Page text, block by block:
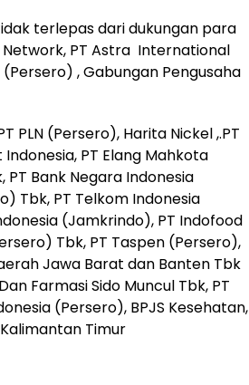
terlepas dari dukungan para
PT Astra International
, Gabungan Pengusaha
PLN (Persero), Harita Nickel ,.PT
PT Elang Mahkota
PT Bank Negara Indonesia
Tbk, PT Telkom Indonesia
(Jamkrindo), PT Indofood
Tbk, PT Taspen (Persero),
Jawa Barat dan Banten Tbk
Farmasi Sido Muncul Tbk, PT
(Persero), BPJS Kesehatan,
Timur